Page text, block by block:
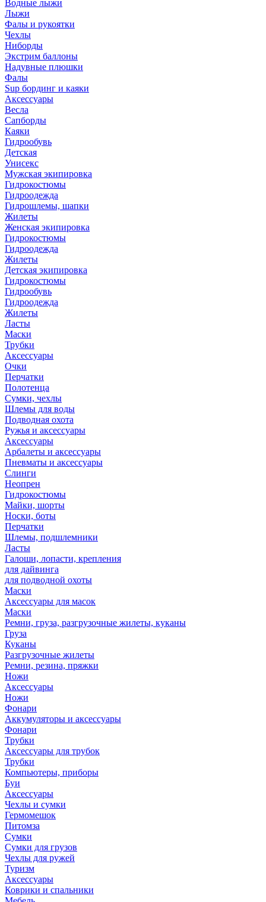
Водные лыжи
Лыжи
Фалы и рукоятки
Чехлы
Ниборды
Экстрим баллоны
Надувные плюшки
Фалы
Sup бординг и каяки
Аксессуары
Весла
Сапборды
Каяки
Гидрообувь
Детская
Унисекс
Мужская экипировка
Гидрокостюмы
Гидроодежда
Гидрошлемы, шапки
Жилеты
Женская экипировка
Гидрокостюмы
Гидроодежда
Жилеты
Детская экипировка
Гидрокостюмы
Гидрообувь
Гидроодежда
Жилеты
Ласты
Маски
Трубки
Аксессуары
Очки
Перчатки
Полотенца
Сумки, чехлы
Шлемы для воды
Подводная охота
Ружья и аксессуары
Аксессуары
Арбалеты и аксессуары
Пневматы и аксессуары
Слинги
Неопрен
Гидрокостюмы
Майки, шорты
Носки, боты
Перчатки
Шлемы, подшлемники
Ласты
Галоши, лопасти, крепления
для дайвинга
для подводной охоты
Маски
Аксессуары для масок
Маски
Ремни, груза, разгрузочные жилеты, куканы
Груза
Куканы
Разгрузочные жилеты
Ремни, резина, пряжки
Ножи
Аксессуары
Ножи
Фонари
Аккумуляторы и аксессуары
Фонари
Трубки
Аксессуары для трубок
Трубки
Компьютеры, приборы
Буи
Аксессуары
Чехлы и сумки
Гермомешок
Питомза
Сумки
Сумки для грузов
Чехлы для ружей
Туризм
Аксессуары
Коврики и спальники